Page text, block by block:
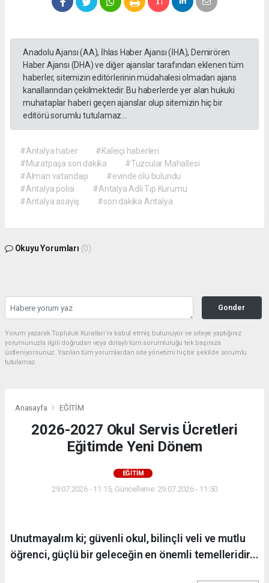
Anadolu Ajansı (AA), İhlas Haber Ajansı (İHA), Demirören
Haber Ajansı (DHA) ve diğer ajanslar tarafından eklenen tüm
haberler, sitemizin editörlerinin müdahalesi olmadan ajans
kanallarından çekilmektedir. Bu haberlerde yer alan hukuki
muhataplar haberi geçen ajanslar olup sitemizin hiç bir
editörü sorumlu tutulamaz...
#Antalya haber
#Kaleiçi haberleri
#Muratpaşa son dakika
#Tuzcular Mahallesi
#Alman vatandaşı
#evinde ölü bulundu
#Antalya polisi
#Antalya Adli Tıp Kurumu
#Antalya asayiş
#son dakika Antalya
Okuyu Yorumları (0)
Gonder
Yorum yazarak Topluluk Kuralları’nı kabul etmiş bulunuyor ve siteye yaptığınız
yorumunuzla ilgili doğrudan veya dolaylı tüm sorumluluğu tek başınıza
üstleniyorsunuz. Yazılan tüm yorumlardan site yönetimi hiçbir şekilde sorumlu
tutulamaz.
Anasayfa EĞİTİM
2026-2027 Okul Servis Ücretleri
Eğitimde Yeni Dönem
EĞİTİM
29.07.2026 - 11:15, Güncelleme: 29.07.2026 - 11:50
Unutmayalım ki; güvenli okul, bilinçli veli ve mutlu
öğrenci, güçlü bir geleceğin en önemli temelleridir...